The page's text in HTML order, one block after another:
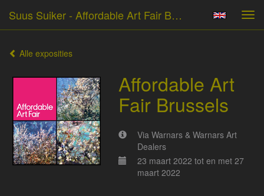
Suus Suiker - Affordable Art Fair Brussels
Alle exposities
Affordable Art
Fair Brussels
Via Warnars & Warnars Art
Dealers
23 maart 2022 tot en met 27
maart 2022